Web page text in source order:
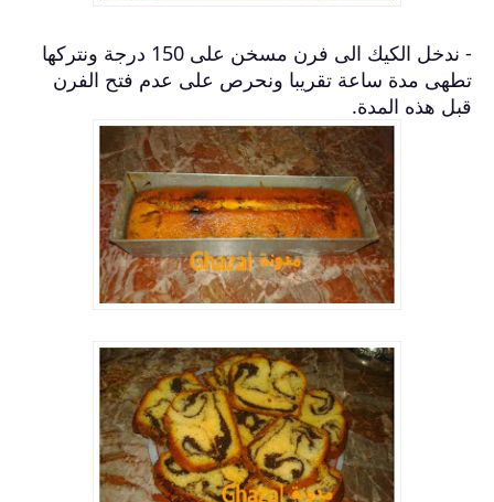
- ندخل الكيك الى فرن مسخن على 150 درجة ونتركها
تطهى مدة ساعة تقريبا ونحرص على عدم فتح الفرن
قبل هذه المدة.